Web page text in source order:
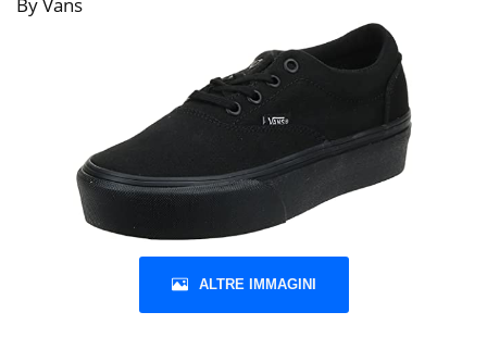
ALTRE IMMAGINI